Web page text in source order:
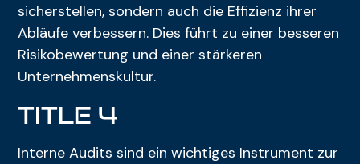
sicherstellen, sondern auch die Effizienz ihrer
Abläufe verbessern. Dies führt zu einer besseren
Risikobewertung und einer stärkeren
Unternehmenskultur.
title 4
Interne Audits sind ein wichtiges Instrument zur